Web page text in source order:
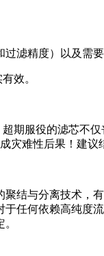
滤精度）以及需
效。
超期服役的滤芯不
难性后果！建议
结与分离技术，
任何依赖高纯度